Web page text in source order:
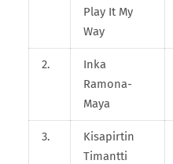
Play It My
Way
2.
Inka
Ramona-
Maya
3.
Kisapirtin
Timantti